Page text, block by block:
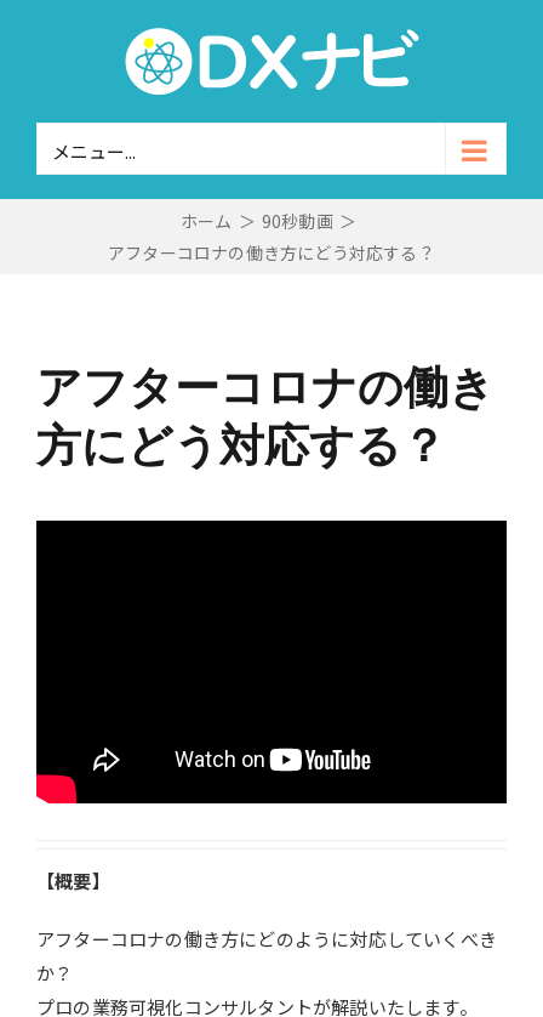
メニュー...
ホーム ＞ 90秒動画 ＞
アフターコロナの働き方にどう対応する？
アフターコロナの働き
方にどう対応する？
【概要】
アフターコロナの働き方にどのように対応していくべき
か？
プロの業務可視化コンサルタントが解説いたします。